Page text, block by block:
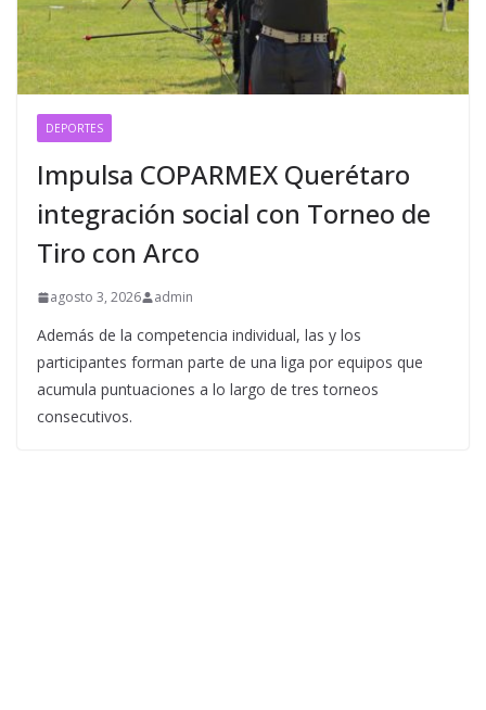
DEPORTES
Impulsa COPARMEX Querétaro
integración social con Torneo de
Tiro con Arco
agosto 3, 2026 admin
Además de la competencia individual, las y los
participantes forman parte de una liga por equipos que
acumula puntuaciones a lo largo de tres torneos
consecutivos.